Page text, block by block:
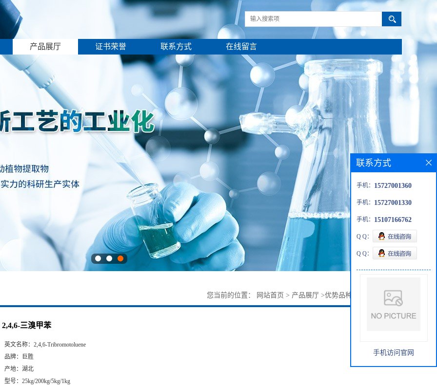
产品展厅 证书荣誉 联系方式 在线留言
您当前的位置： 网站首页 > 产品展厅 >优势品种 2,4,6-三溴甲苯
2,4,6-三溴甲苯
英文名称： 2,4,6-Tribromotoluene
品牌：
巨胜
产地： 湖北
型号： 25kg/200kg/5kg/1kg
联系方式
手机： 15727001360
手机： 15727001330
手机： 15107166762
Q Q：
Q Q：
手机访问官网